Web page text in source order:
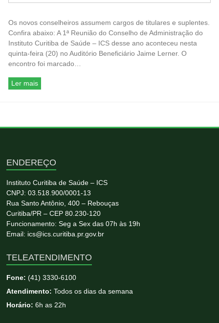
Os novos conselheiros assumem cargos de titulares e suplentes.
Confira abaixo: A 1ª Reunião do Conselho de Administração do
Instituto Curitiba de Saúde – ICS desse ano aconteceu nesta
quinta-feira (20) no Auditório Beneficiário Jaime Lerner. O
encontro foi marcado…
Ler mais
ENDEREÇO
Instituto Curitiba de Saúde – ICS
CNPJ: 03.518.900/0001-13
Rua Santo Antônio, 400 – Rebouças
Curitiba/PR – CEP 80.230-120
Funcionamento: Seg a Sex das 07h às 19h
Email: ics@ics.curitiba.pr.gov.br
TELEATENDIMENTO
Fone:(41) 3330-6100
Atendimento: Todos os dias da semana
Horário: 6h as 22h